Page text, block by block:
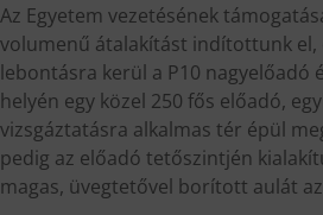
Az Egyetem vezetésének
volumenű átalakítást indítottunk el,
lebontásra kerül a P10 nagyelőadó
helyén egy közel 250 fős előadó,
vizsgáztatásra alkalmas tér épül
pedig az előadó tetőszintjén
magas, üvegtetővel borított aulát